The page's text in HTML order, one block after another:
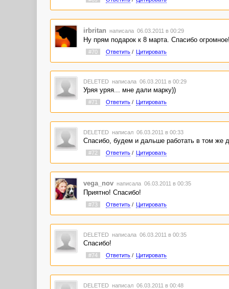
irbritan написала 06.03.2011 в 00:29
Ну прям подарок к 8 марта. Спасибо
#70 Ответить/ Цитировать
DELETED написала 06.03.2011 в 00:29
Уряя уряя... мне дали марку))
#71 Ответить/ Цитировать
DELETED написал 06.03.2011 в 00:33
Спасибо, будем и дальше работать в том же
#72 Ответить/ Цитировать
vega_nov написала 06.03.2011 в 00:35
Приятно! Спасибо!
#73 Ответить/ Цитировать
DELETED написала 06.03.2011 в 00:35
Спасибо!
#74 Ответить/ Цитировать
DELETED написал 06.03.2011 в 00:48